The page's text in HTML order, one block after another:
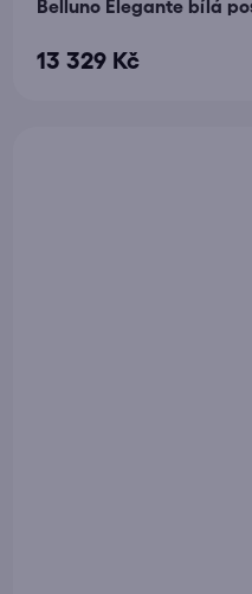
Belluno Elegante bílá
13 329 Kč